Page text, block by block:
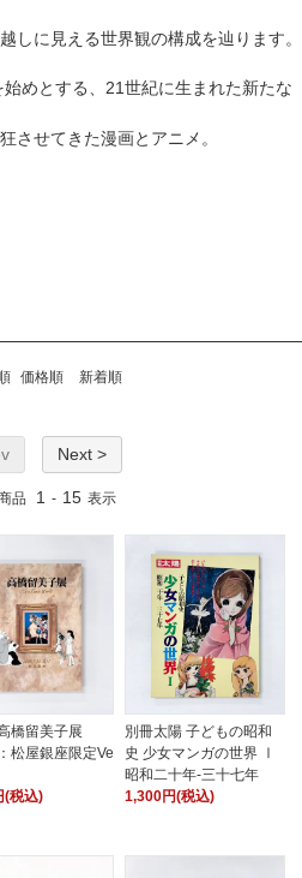
しに見える世界観の構成を辿ります。
めとする、21世紀に生まれた新たな
させてきた漫画とアニメ。
価格順 新着順
Next >
品 1 - 15 表示
橋留美子展
松屋銀座限定Ve
(税込)
別冊太陽 子どもの昭和
史 少女マンガの世界 Ⅰ
昭和二十年-三十七年
1,300円(税込)